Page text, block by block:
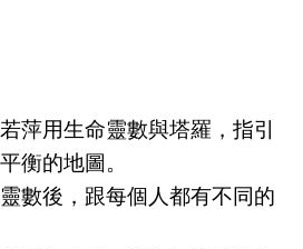
萍用生命靈數與塔羅，指引
衡的地圖。
數後，跟每個人都有不同的